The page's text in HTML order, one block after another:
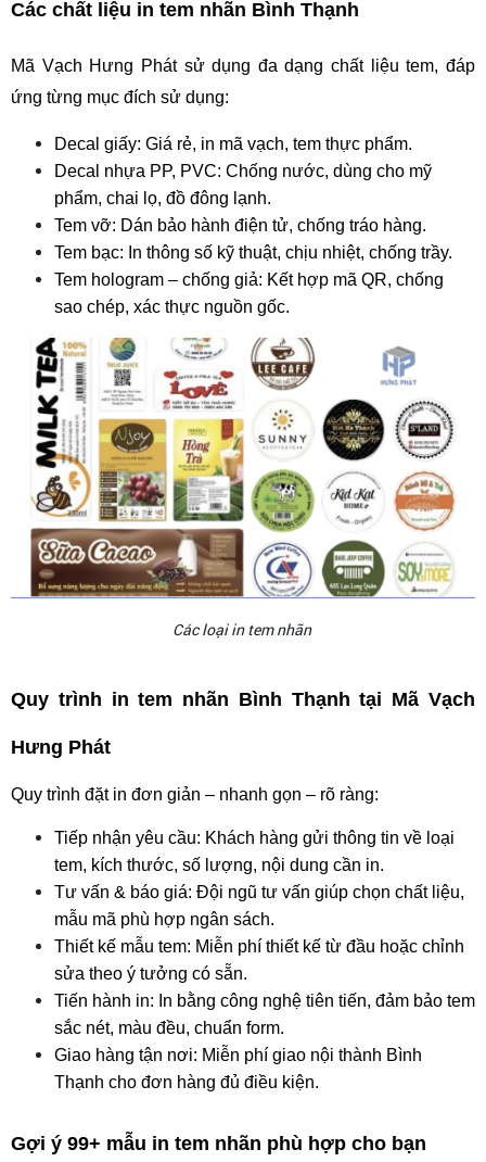
Các chất liệu in tem nhãn Bình Thạnh
Mã Vạch Hưng Phát sử dụng đa dạng chất liệu tem, đáp
ứng từng mục đích sử dụng:
Decal giấy: Giá rẻ, in mã vạch, tem thực phẩm.
Decal nhựa PP, PVC: Chống nước, dùng cho mỹ
phẩm, chai lọ, đồ đông lạnh.
Tem vỡ: Dán bảo hành điện tử, chống tráo hàng.
Tem bạc: In thông số kỹ thuật, chịu nhiệt, chống trầy.
Tem hologram – chống giả: Kết hợp mã QR, chống
sao chép, xác thực nguồn gốc.
Các loại in tem nhãn
Quy trình in tem nhãn Bình Thạnh tại Mã Vạch
Hưng Phát
Quy trình đặt in đơn giản – nhanh gọn – rõ ràng:
Tiếp nhận yêu cầu: Khách hàng gửi thông tin về loại
tem, kích thước, số lượng, nội dung cần in.
Tư vấn & báo giá: Đội ngũ tư vấn giúp chọn chất liệu,
mẫu mã phù hợp ngân sách.
Thiết kế mẫu tem: Miễn phí thiết kế từ đầu hoặc chỉnh
sửa theo ý tưởng có sẵn.
Tiến hành in: In bằng công nghệ tiên tiến, đảm bảo tem
sắc nét, màu đều, chuẩn form.
Giao hàng tận nơi: Miễn phí giao nội thành Bình
Thạnh cho đơn hàng đủ điều kiện.
Gợi ý 99+ mẫu in tem nhãn phù hợp cho bạn